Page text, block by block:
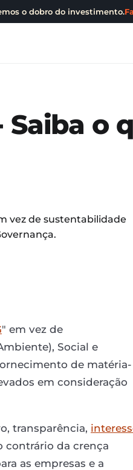
o dobro do investimento.
Saiba o
vez de sustentabilidade
" em vez de
Social e
de matéria-
em consideração
transparência,
contrário da crença
as empresas e a